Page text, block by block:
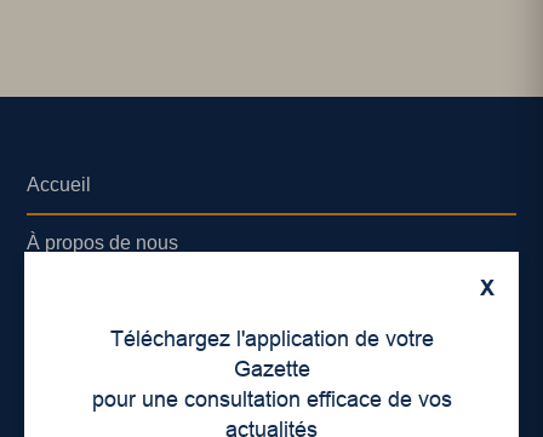
X
Téléchargez l'application de votre
Gazette
pour une consultation efficace de vos
actualités
Accueil
À propos de nous
Lieux de distribution